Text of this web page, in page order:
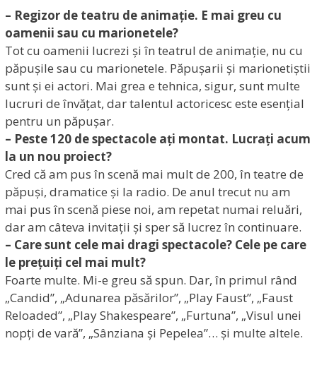
– Regizor de teatru de animație. E mai greu cu
oamenii sau cu marionetele?
Tot cu oamenii lucrezi și în teatrul de animație, nu cu
păpușile sau cu marionetele. Păpușarii și marionetiștii
sunt și ei actori. Mai grea e tehnica, sigur, sunt multe
lucruri de învățat, dar talentul actoricesc este esențial
pentru un păpușar.
– Peste 120 de spectacole ați montat. Lucrați acum
la un nou proiect?
Cred că am pus în scenă mai mult de 200, în teatre de
păpuși, dramatice și la radio. De anul trecut nu am
mai pus în scenă piese noi, am repetat numai reluări,
dar am câteva invitații și sper să lucrez în continuare.
– Care sunt cele mai dragi spectacole? Cele pe care
le prețuiți cel mai mult?
Foarte multe. Mi-e greu să spun. Dar, în primul rând
„Candid”, „Adunarea păsărilor”, „Play Faust”, „Faust
Reloaded”, „Play Shakespeare”, „Furtuna”, „Visul unei
nopți de vară”, „Sânziana și Pepelea”… și multe altele.